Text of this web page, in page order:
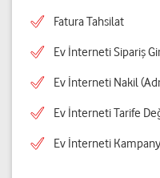
Fatura Tahsilat
Ev İnterneti Sipariş
Ev İnterneti Nakil
Ev İnterneti Tarife
Ev İnterneti